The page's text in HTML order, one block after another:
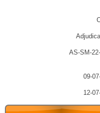
AS-SM-
09-
12-